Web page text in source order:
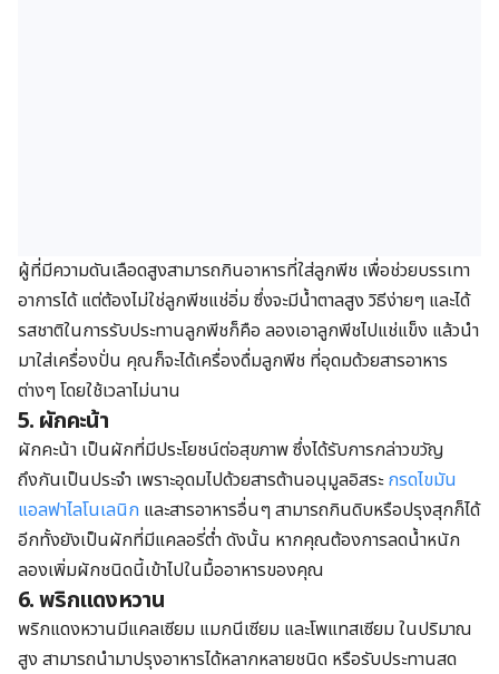
ผู้ที่มีความดันเลือดสูงสามารถกินอาหารที่ใส่ลูกพีช เพื่อช่วยบรรเทา
อาการได้ แต่ต้องไม่ใช่ลูกพีชแช่อิ่ม ซึ่งจะมีน้ำตาลสูง วิธีง่ายๆ และได้
รสชาติในการรับประทานลูกพีชก็คือ ลองเอาลูกพีชไปแช่แข็ง แล้วนำ
มาใส่เครื่องปั่น คุณก็จะได้เครื่องดื่มลูกพีช ที่อุดมด้วยสารอาหาร
ต่างๆ โดยใช้เวลาไม่นาน
5. ผักคะน้า
ผักคะน้า เป็นผักที่มีประโยชน์ต่อสุขภาพ ซึ่งได้รับการกล่าวขวัญ
ถึงกันเป็นประจำ เพราะอุดมไปด้วยสารต้านอนุมูลอิสระกรดไขมัน
แอลฟาไลโนเลนิก และสารอาหารอื่นๆ สามารถกินดิบหรือปรุงสุกก็ได้
อีกทั้งยังเป็นผักที่มีแคลอรี่ต่ำ ดังนั้น หากคุณต้องการลดน้ำหนัก
ลองเพิ่มผักชนิดนี้เข้าไปในมื้ออาหารของคุณ
6. พริกแดงหวาน
พริกแดงหวานมีแคลเซียม แมกนีเซียม และโพแทสเซียม ในปริมาณ
สูง สามารถนำมาปรุงอาหารได้หลากหลายชนิด หรือรับประทานสด